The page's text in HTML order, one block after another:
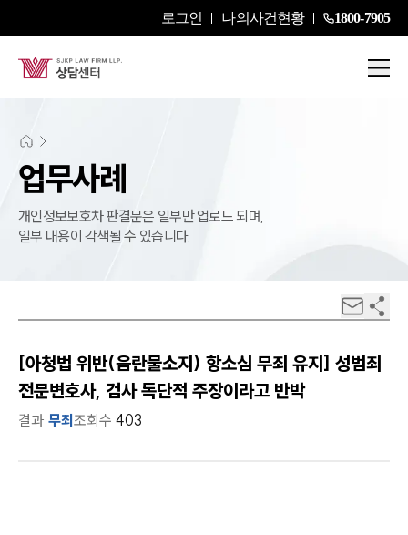
로그인 나의사건현황 1800-7905
업무사례
개인정보보호차 판결문은 일부만 업로드 되며,
일부 내용이 각색될 수 있습니다.
[아청법 위반(음란물소지) 항소심 무죄 유지] 성범죄
전문변호사, 검사 독단적 주장이라고 반박
결과 무죄 조회수 403